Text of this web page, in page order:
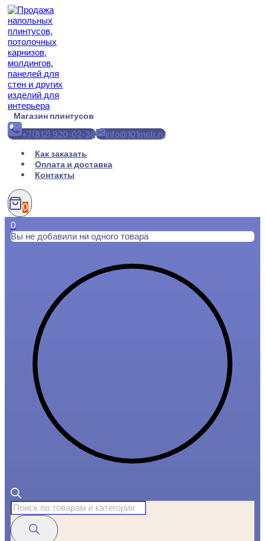
Перейти
содержимому
Магазин плинтусов
+7(812) 920-02-38
info@101metr.ru
Как заказать
Оплата и доставка
Контакты
0
0
Вы не добавили ни одного товара
Поиск
товаров